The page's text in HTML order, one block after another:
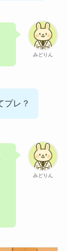
みどりん
レ？
みどりん